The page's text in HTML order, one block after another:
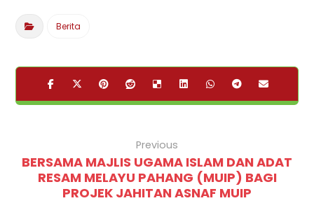
Berita
Previous
BERSAMA MAJLIS UGAMA ISLAM DAN ADAT
RESAM MELAYU PAHANG (MUIP) BAGI
PROJEK JAHITAN ASNAF MUIP